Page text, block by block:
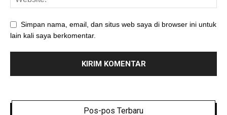
Simpan nama, email, dan situs web saya di browser ini untuk
lain kali saya berkomentar.
Pos-pos Terbaru